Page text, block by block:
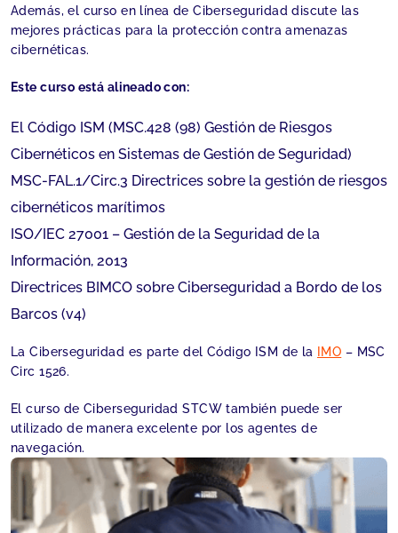
Además, el curso en línea de Ciberseguridad discute las
mejores prácticas para la protección contra amenazas
cibernéticas.
Este curso está alineado con:
El Código ISM (MSC.428 (98) Gestión de Riesgos
Cibernéticos en Sistemas de Gestión de Seguridad)
MSC-FAL.1/Circ.3 Directrices sobre la gestión de riesgos
cibernéticos marítimos
ISO/IEC 27001 – Gestión de la Seguridad de la
Información, 2013
Directrices BIMCO sobre Ciberseguridad a Bordo de los
Barcos (v4)
La Ciberseguridad es parte del Código ISM de la IMO – MSC
Circ 1526.
El curso de Ciberseguridad STCW también puede ser
utilizado de manera excelente por los agentes de
navegación.